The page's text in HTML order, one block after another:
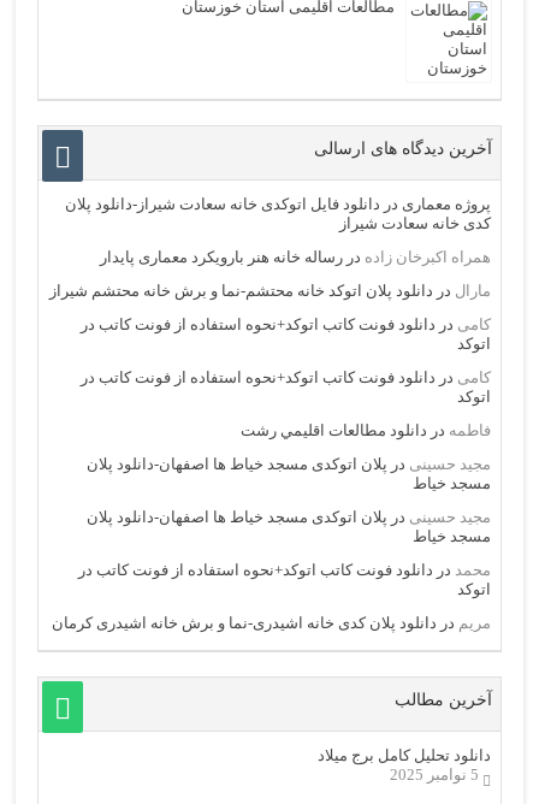
مطالعات اقلیمی استان خوزستان
آخرین دیدگاه های ارسالی
پروژه معماری در دانلود فایل اتوکدی خانه سعادت شیراز-دانلود پلان
کدی خانه سعادت شیراز
همراه اکبرخان زاده دررساله خانه هنر بارویکرد معماری پایدار
مارال در دانلود پلان اتوکد خانه محتشم-نما و برش خانه محتشم شیراز
کامی در دانلود فونت کاتب اتوکد+نحوه استفاده از فونت کاتب در
اتوکد
کامی در دانلود فونت کاتب اتوکد+نحوه استفاده از فونت کاتب در
اتوکد
فاطمه در دانلود مطالعات اقليمي رشت
مجید حسینی در پلان اتوکدی مسجد خیاط ها اصفهان-دانلود پلان
مسجد خیاط
مجید حسینی در پلان اتوکدی مسجد خیاط ها اصفهان-دانلود پلان
مسجد خیاط
محمد در دانلود فونت کاتب اتوکد+نحوه استفاده از فونت کاتب در
اتوکد
مریم در دانلود پلان کدی خانه اشیدری-نما و برش خانه اشیدری کرمان
آخرین مطالب
دانلود تحلیل کامل برج میلاد
5 نوامبر 2025